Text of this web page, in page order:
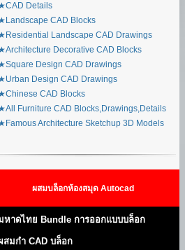
Details
CAD Blocks
Landscape CAD Drawings
Decorative CAD Blocks
Design CAD Drawings
Design CAD Drawings
CAD Blocks
Furniture CAD Blocks,Drawings,Details
Architecture Sketchup 3D Models
ผสมบล็อกห้องสมุด Autocad
หาดไทย Bundle การออกแบบบล็อก
สมกำ CAD บล็อก